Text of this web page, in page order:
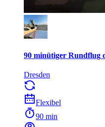
90 minütiger Rundflug
Dresden
Flexibel
90 min